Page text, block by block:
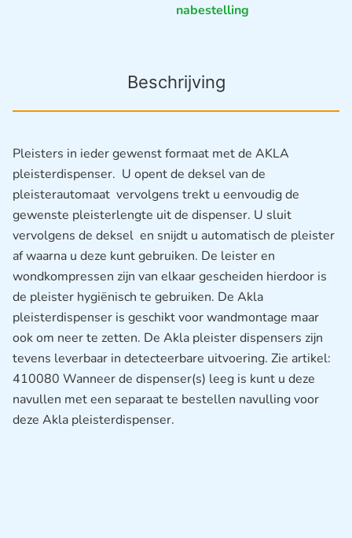
nabestelling
Beschrijving
Pleisters in ieder gewenst formaat met de AKLA
pleisterdispenser. U opent de deksel van de
pleisterautomaat vervolgens trekt u eenvoudig de
gewenste pleisterlengte uit de dispenser. U sluit
vervolgens de deksel en snijdt u automatisch de pleister
af waarna u deze kunt gebruiken. De leister en
wondkompressen zijn van elkaar gescheiden hierdoor is
de pleister hygiënisch te gebruiken. De Akla
pleisterdispenser is geschikt voor wandmontage maar
ook om neer te zetten. De Akla pleister dispensers zijn
tevens leverbaar in detecteerbare uitvoering. Zie artikel:
410080 Wanneer de dispenser(s) leeg is kunt u deze
navullen met een separaat te bestellen navulling voor
deze Akla pleisterdispenser.